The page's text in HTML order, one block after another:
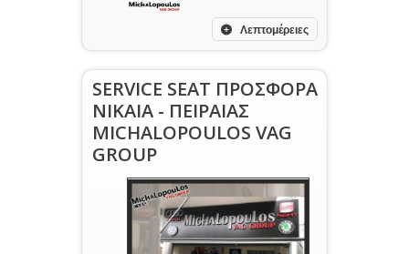
Λεπτομέρειες
SERVICE SEAT ΠΡΟΣΦΟΡΑ
ΝΙΚΑΙΑ - ΠΕΙΡΑΙΑΣ
MICHALOPOULOS VAG
GROUP